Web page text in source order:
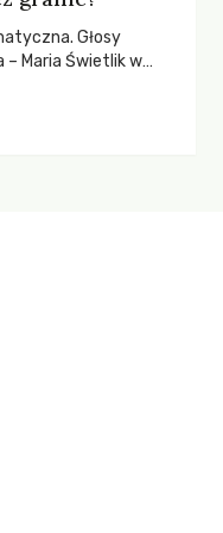
Głosy
– Maria Świetlik w